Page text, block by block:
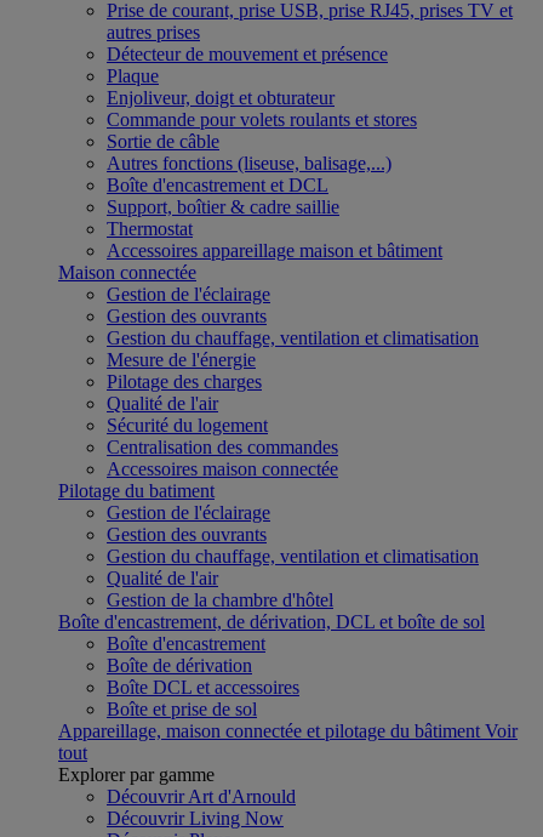
Prise de courant, prise USB, prise RJ45, prises TV et
autres prises
Détecteur de mouvement et présence
Plaque
Enjoliveur, doigt et obturateur
Commande pour volets roulants et stores
Sortie de câble
Autres fonctions (liseuse, balisage,...)
Boîte d'encastrement et DCL
Support, boîtier & cadre saillie
Thermostat
Accessoires appareillage maison et bâtiment
Maison connectée
Gestion de l'éclairage
Gestion des ouvrants
Gestion du chauffage, ventilation et climatisation
Mesure de l'énergie
Pilotage des charges
Qualité de l'air
Sécurité du logement
Centralisation des commandes
Accessoires maison connectée
Pilotage du batiment
Gestion de l'éclairage
Gestion des ouvrants
Gestion du chauffage, ventilation et climatisation
Qualité de l'air
Gestion de la chambre d'hôtel
Boîte d'encastrement, de dérivation, DCL et boîte de sol
Boîte d'encastrement
Boîte de dérivation
Boîte DCL et accessoires
Boîte et prise de sol
Appareillage, maison connectée et pilotage du bâtiment Voir
tout
Explorer par gamme
Découvrir Art d'Arnould
Découvrir Living Now